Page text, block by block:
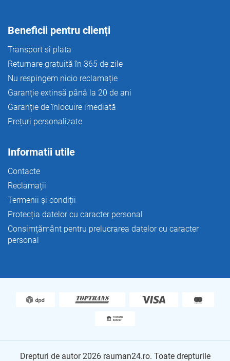
Beneficii pentru clienți
Transport si plata
Returnare gratuită în 365 de zile
Nu respingem nicio reclamație
Garanție extinsă până la 20 de ani
Garanție de înlocuire imediată
Prețuri personalizate
Informatii utile
Contacte
Reclamații
Termenii și condiții
Protecția datelor cu caracter personal
Consimțământ pentru prelucrarea datelor cu caracter
personal
Drepturi de autor 2026 rauman24.ro. Toate drepturile